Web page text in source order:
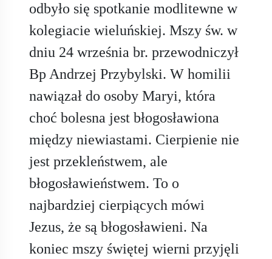
odbyło się spotkanie modlitewne w
kolegiacie wieluńskiej. Mszy św. w
dniu 24 września br. przewodniczył
Bp Andrzej Przybylski. W homilii
nawiązał do osoby Maryi, która
choć bolesna jest błogosławiona
między niewiastami. Cierpienie nie
jest przekleństwem, ale
błogosławieństwem. To o
najbardziej cierpiących mówi
Jezus, że są błogosławieni. Na
koniec mszy świętej wierni przyjęli